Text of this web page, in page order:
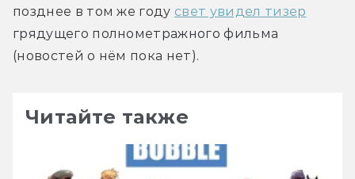
позднее в том же году свет увидел тизер
грядущего полнометражного фильма
(новостей о нём пока нет).
Читайте также